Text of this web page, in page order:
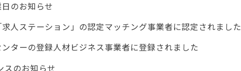
のお知らせ
人ステーション」の認定マッチング事業者に認定されました
ターの登録人材ビジネス事業者に登録されました
スのお知らせ